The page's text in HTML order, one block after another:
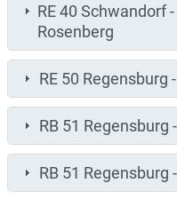
RE 40 Schwandorf
Rosenberg
RE 50 Regensburg
RB 51 Regensburg
RB 51 Regensburg